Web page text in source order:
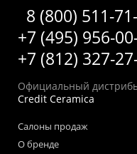
8 (800) 511-
+7 (495) 956-
+7 (812) 327-
Официальный
Credit Ceramica
Салоны продаж
О бренде